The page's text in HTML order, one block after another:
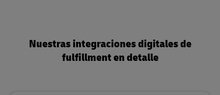
Nuestras integraciones digitales de
fulfillment en detalle